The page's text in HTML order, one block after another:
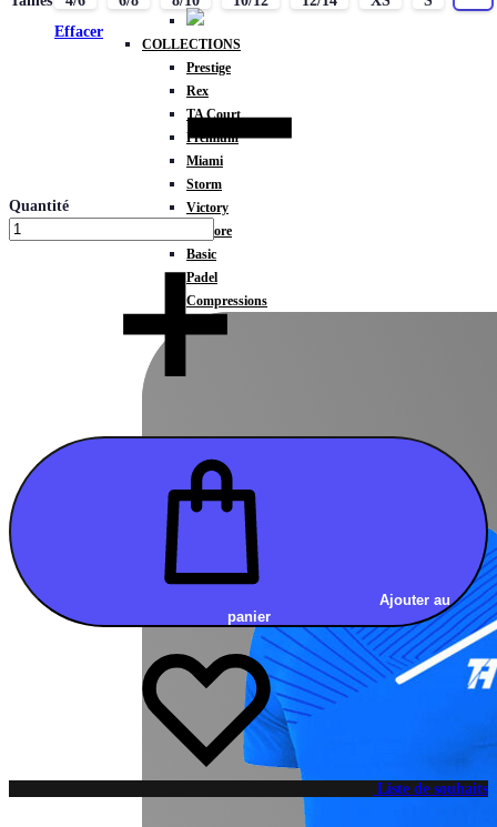
COLLECTIONS
Prestige
Rex
TA Court
Premium
Miami
Storm
Victory
Météore
Basic
Padel
Compressions
Effacer
Quantité
Ajouter au
panier
Liste de souhaits